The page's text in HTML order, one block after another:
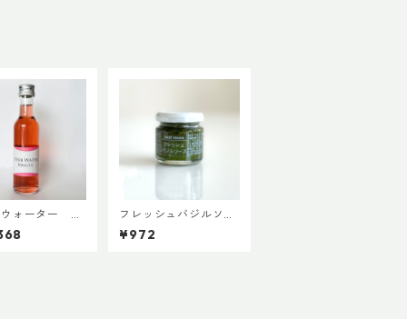
ォーター ハ
ス 180ml×20
こちらはケー
フレッシュバジルソー
ス60g 【ファイン
ド・ニューズ】【3,98
¥972